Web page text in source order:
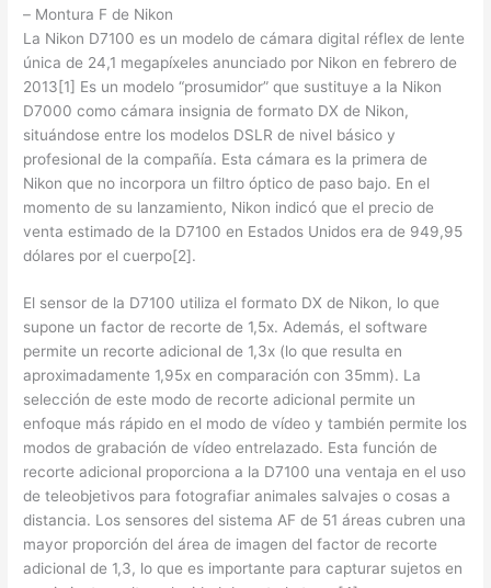
– Montura F de Nikon
La Nikon D7100 es un modelo de cámara digital réflex de lente
única de 24,1 megapíxeles anunciado por Nikon en febrero de
2013[1] Es un modelo “prosumidor” que sustituye a la Nikon
D7000 como cámara insignia de formato DX de Nikon,
situándose entre los modelos DSLR de nivel básico y
profesional de la compañía. Esta cámara es la primera de
Nikon que no incorpora un filtro óptico de paso bajo. En el
momento de su lanzamiento, Nikon indicó que el precio de
venta estimado de la D7100 en Estados Unidos era de 949,95
dólares por el cuerpo[2].
El sensor de la D7100 utiliza el formato DX de Nikon, lo que
supone un factor de recorte de 1,5x. Además, el software
permite un recorte adicional de 1,3x (lo que resulta en
aproximadamente 1,95x en comparación con 35mm). La
selección de este modo de recorte adicional permite un
enfoque más rápido en el modo de vídeo y también permite los
modos de grabación de vídeo entrelazado. Esta función de
recorte adicional proporciona a la D7100 una ventaja en el uso
de teleobjetivos para fotografiar animales salvajes o cosas a
distancia. Los sensores del sistema AF de 51 áreas cubren una
mayor proporción del área de imagen del factor de recorte
adicional de 1,3, lo que es importante para capturar sujetos en